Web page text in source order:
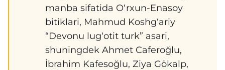
manba sifatida O‘rxun-Enasoy
bitiklari, Mahmud Koshg‘ariy
“Devonu lug‘otit turk” asari,
shuningdek Ahmet Caferoğlu,
İbrahim Kafesoğlu, Ziya Gökalp,